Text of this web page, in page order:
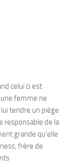
celui ci est
femme ne
tendre un piège
responsable de la
grande qu’elle
frère de